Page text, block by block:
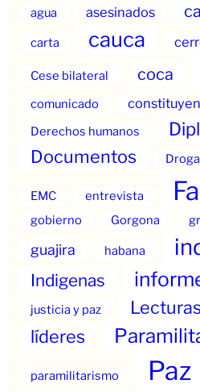
agua asesinados
carta cauca
Cese bilateral coca
comunicado
Derechos humanos
Documentos
EMC entrevista
gobierno
Gorgona
guajira habana
Indigenas
justicia y paz
Lecturas
líderes
paramilitarismo Paz